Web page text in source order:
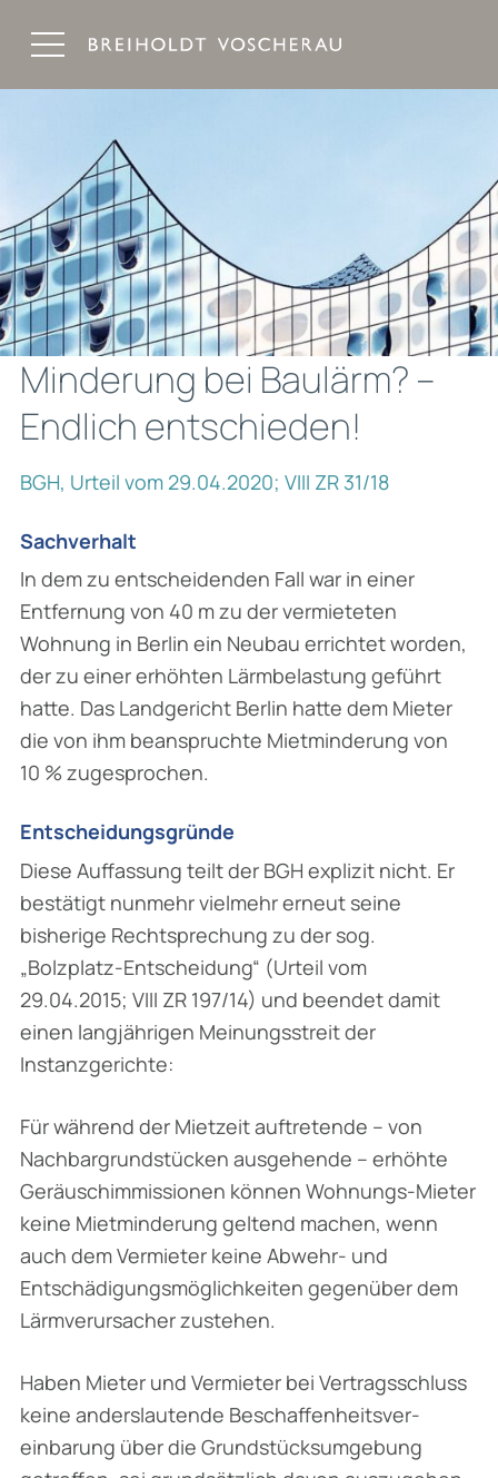
Minderung bei Baulärm? –
Endlich entschieden!
BGH, Urteil vom 29.04.2020; VIII ZR 31/18
Sachverhalt
In dem zu entscheidenden Fall war in einer
Entfernung von 40 m zu der vermieteten
Wohnung in Berlin ein Neubau errichtet worden,
der zu einer erhöhten Lärmbelastung geführt
hatte. Das Landgericht Berlin hatte dem Mieter
die von ihm beanspruchte Mietminderung von
10 % zugesprochen.
Entscheidungsgründe
Diese Auffassung teilt der BGH explizit nicht. Er
bestätigt nunmehr vielmehr erneut seine
bisherige Rechtsprechung zu der sog.
„Bolzplatz-Entscheidung“ (Urteil vom
29.04.2015; VIII ZR 197/14) und beendet damit
einen langjährigen Meinungsstreit der
Instanzgerichte:
Für während der Mietzeit auftretende – von
Nachbargrundstücken ausgehende – erhöhte
Geräuschimmissionen können Wohnungs-Mieter
keine Mietminderung geltend machen, wenn
auch dem Vermieter keine Abwehr- und
Entschädigungsmöglichkeiten gegenüber dem
Lärm­verursacher zustehen.
Haben Mieter und Vermieter bei Vertragsschluss
keine anderslautende Beschaffenheitsver­
einbarung über die Grundstücksumgebung